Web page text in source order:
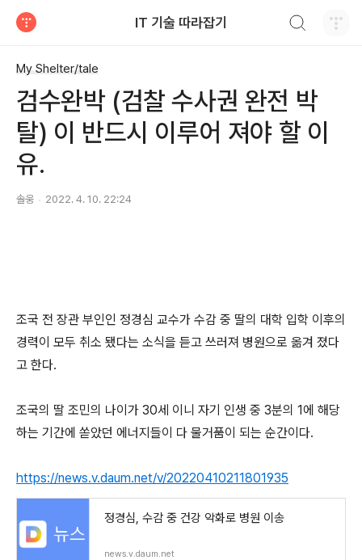
IT 기술 따라잡기
My Shelter/tale
검수완박 (검찰 수사권 완전 박
탈) 이 반드시 이루어 져야 할 이
유.
솔웅 2022. 4. 10. 22:24
조국 전 장관 부인인 정경심 교수가 수감 중 딸의 대학 입학 이후의
경력이 모두 취소 됐다는 소식을 듣고 쓰러져 병원으로 옮겨 졌다
고 한다.
조국의 딸 조민의 나이가 30세 이니 자기 인생 중 3분의 1에 해당
하는 기간에 쏟았던 에너지들이 다 물거품이 되는 순간이다.
https://news.v.daum.net/v/20220410211801935
정경심, 수감 중 건강 악화로 병원 이송
news.v.daum.net